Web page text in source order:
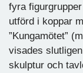
fyra
utförd i koppar
”Kungamötet”
visades
skulptur och